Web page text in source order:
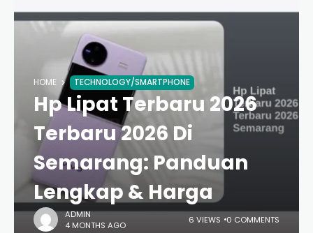
HOME TECHNOLOGY/SMARTPHONE
Hp Lipat Terbaru 2026
Terbaru 2026 Di
Semarang: Panduan
Lengkap & Harga
ADMIN
4 MONTHS AGO
6 VIEWS 0 COMMENTS